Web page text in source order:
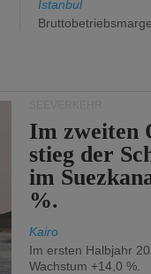
Istanbul
Im zweiten
stieg der
im
%.
Kairo
Im ersten Halbjahr
Wachstum +14,0 %.